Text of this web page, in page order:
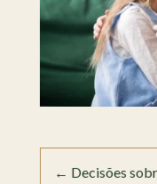
← Decisões